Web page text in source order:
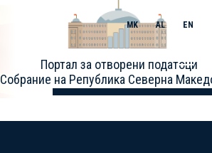
Портал за отворени податоци
Собрание на Република Северна
MK AL EN
Toggle